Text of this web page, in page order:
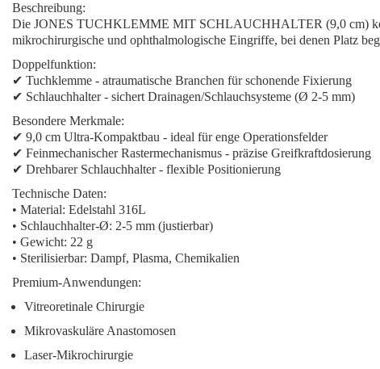
Beschreibung:
Die JONES TUCHKLEMME MIT SCHLAUCHHALTER (9,0 cm)
mikrochirurgische und ophthalmologische Eingriffe, bei denen Platz
Doppelfunktion:
✔ Tuchklemme - atraumatische Branchen für schonende Fixierung
✔ Schlauchhalter- sichert Drainagen/Schlauchsysteme (Ø 2-5 mm)
Besondere Merkmale:
✔ 9,0 cm Ultra-Kompaktbau - ideal für enge Operationsfelder
✔ Feinmechanischer Rastermechanismus - präzise Greifkraftdosierung
✔ Drehbarer Schlauchhalter- flexible Positionierung
Technische Daten:
• Material: Edelstahl 316L
• Schlauchhalter-Ø: 2-5 mm (justierbar)
• Gewicht: 22 g
• Sterilisierbar: Dampf, Plasma, Chemikalien
Premium-Anwendungen:
Vitreoretinale Chirurgie
Mikrovaskuläre Anastomosen
Laser-Mikrochirurgie